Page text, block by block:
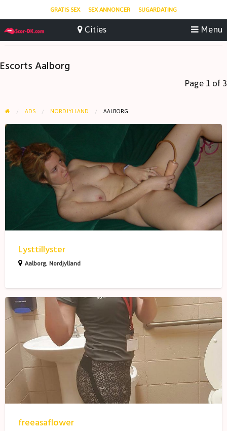
GRATIS SEX SEX ANNONCER SUGARDATING
Escorts Aalborg
Page 1 of 3
ADS NORDJYLLAND AALBORG
Lysttillyster
Lysttillyster
Aalborg, Nordjylland
freeasaflower
freeasaflower